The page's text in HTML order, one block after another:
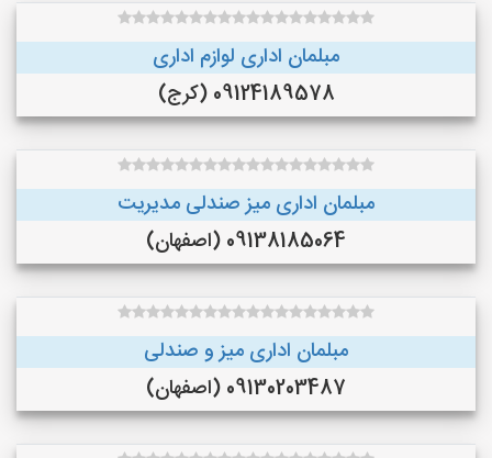
مبلمان اداری لوازم اداری
09124189578 (کرج)
مبلمان اداری میز صندلی مدیریت
09138185064 (اصفهان)
مبلمان اداری میز و صندلی
09130203487 (اصفهان)